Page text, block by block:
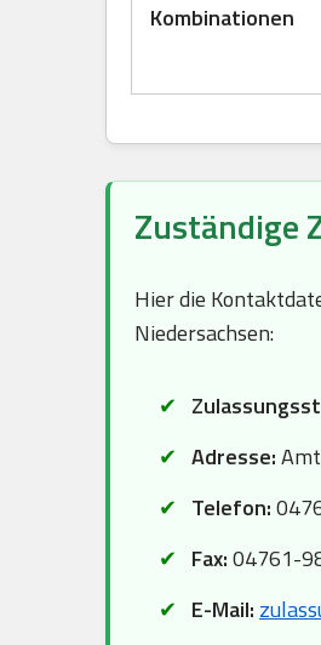
Kombinationen
Zuständige
Hier die
Niedersachsen:
Adresse:
Telefon:
Fax:04761-
E-Mail: